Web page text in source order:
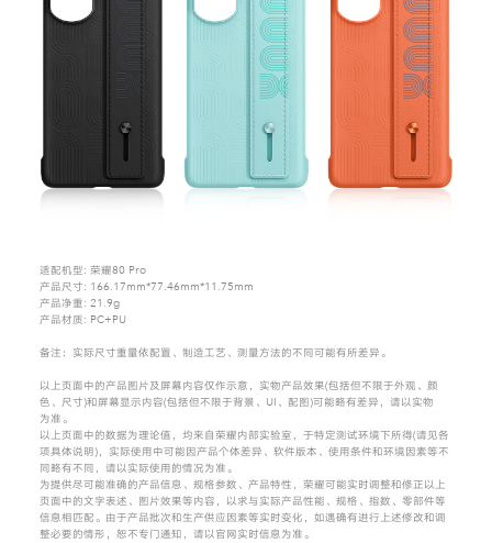
适配机型: 荣耀80 Pro
产品尺寸: 166.17mm*77.46mm*11.75mm
产品净重: 21.9g
产品材质: PC+PU
备注：实际尺寸重量依配置、制造工艺、测量方法的不同可能有所差异。
以上页面中的产品图片及屏幕内容仅作示意，实物产品效果(包括但不限于外观、颜
色、尺寸)和屏幕显示内容(包括但不限于背景、UI、配图)可能略有差异，请以实物
为准。
以上页面中的数据为理论值，均来自荣耀内部实验室，于特定测试环境下所得(请见各
项具体说明)，实际使用中可能因产品个体差异、软件版本、使用条件和环境因素等不
同略有不同，请以实际使用的情况为准。
为提供尽可能准确的产品信息、规格参数、产品特性，荣耀可能实时调整和修正以上
页面中的文字表述、图片效果等内容，以求与实际产品性能、规格、指数、零部件等
信息相匹配。由于产品批次和生产供应因素等实时变化，如遇确有进行上述修改和调
整必要的情形，恕不专门通知，请以官网实时信息为准。